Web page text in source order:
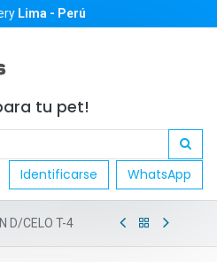
Lima - Perú
tu pet!
Identificarse WhatsApp
D/CELO T-4